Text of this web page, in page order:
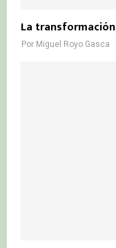
La
Por Miguel Royo Gasca